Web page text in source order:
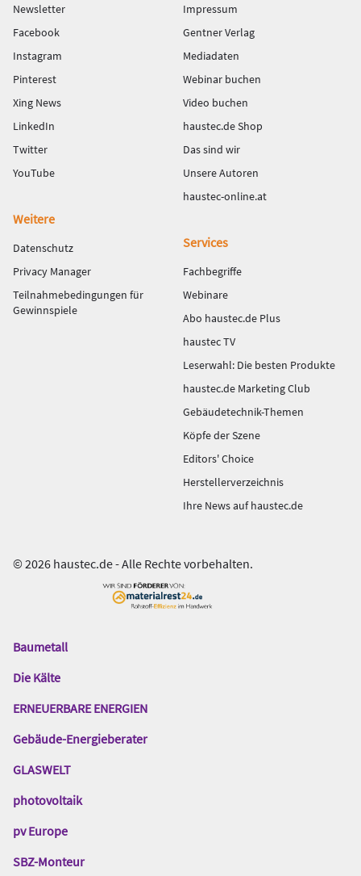
Newsletter
Facebook
Instagram
Pinterest
Xing News
LinkedIn
Twitter
YouTube
Impressum
Gentner Verlag
Mediadaten
Webinar buchen
Video buchen
haustec.de Shop
Das sind wir
Unsere Autoren
haustec-online.at
Weitere
Datenschutz
Privacy Manager
Teilnahmebedingungen für
Gewinnspiele
Services
Fachbegriffe
Webinare
Abo haustec.de Plus
haustec TV
Leserwahl: Die besten Produkte
haustec.de Marketing Club
Gebäudetechnik-Themen
Köpfe der Szene
Editors' Choice
Herstellerverzeichnis
Ihre News auf haustec.de
© 2026 haustec.de - Alle Rechte vorbehalten.
Das
Gentner
Baumetall
Die Kälte
ERNEUERBARE ENERGIEN
Gebäude-Energieberater
GLASWELT
photovoltaik
pv Europe
SBZ-Monteur